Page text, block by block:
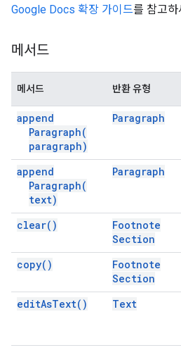
Google Docs 확장 가이드를 참고하
메서드
메서드 반환 유형
append
Paragraph(
paragraph)
Paragraph
append
Paragraph(
text)
Paragraph
clear( )
Footnote
Section
copy( )
Footnote
Section
editAsText( ) Text